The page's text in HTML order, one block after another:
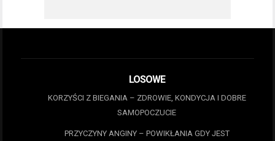
LOSOWE
KORZYŚCI Z BIEGANIA – ZDROWIE, KONDYCJA I DOBRE
SAMOPOCZUCIE
PRZYCZYNY ANGINY – POWIKŁANIA GDY JEST